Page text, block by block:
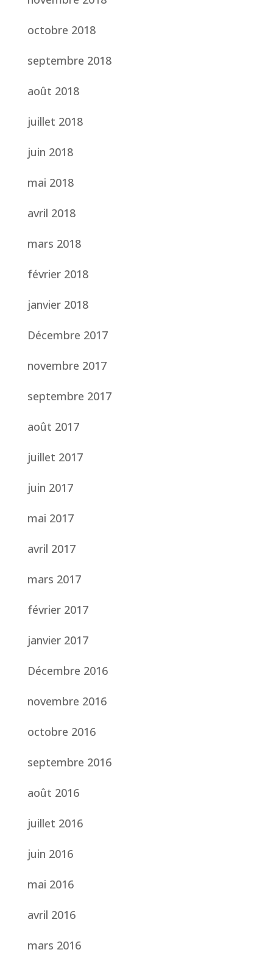
octobre 2018
septembre 2018
août 2018
juillet 2018
juin 2018
mai 2018
avril 2018
mars 2018
février 2018
janvier 2018
Décembre 2017
novembre 2017
septembre 2017
août 2017
juillet 2017
juin 2017
mai 2017
avril 2017
mars 2017
février 2017
janvier 2017
Décembre 2016
novembre 2016
octobre 2016
septembre 2016
août 2016
juillet 2016
juin 2016
mai 2016
avril 2016
mars 2016